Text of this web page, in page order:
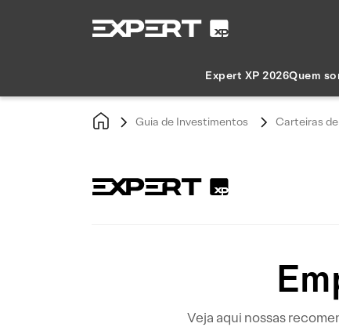
Expert XP 2026Quem
Guia de Investimentos Carteiras
Veja aqui nossas